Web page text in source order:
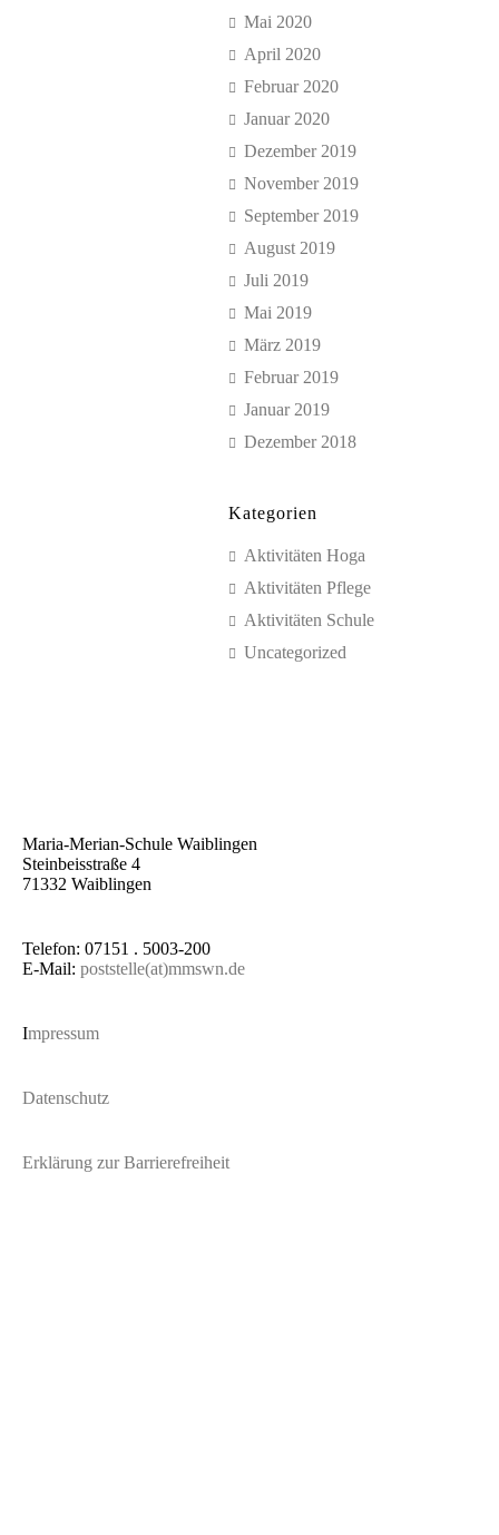
Mai 2020
April 2020
Februar 2020
Januar 2020
Dezember 2019
November 2019
September 2019
August 2019
Juli 2019
Mai 2019
März 2019
Februar 2019
Januar 2019
Dezember 2018
Kategorien
Aktivitäten Hoga
Aktivitäten Pflege
Aktivitäten Schule
Uncategorized
Maria-Merian-Schule Waiblingen
Steinbeisstraße 4
71332 Waiblingen
Telefon: 07151 . 5003-200
E-Mail: poststelle(at)mmswn.de
Impressum
Datenschutz
Erklärung zur Barrierefreiheit